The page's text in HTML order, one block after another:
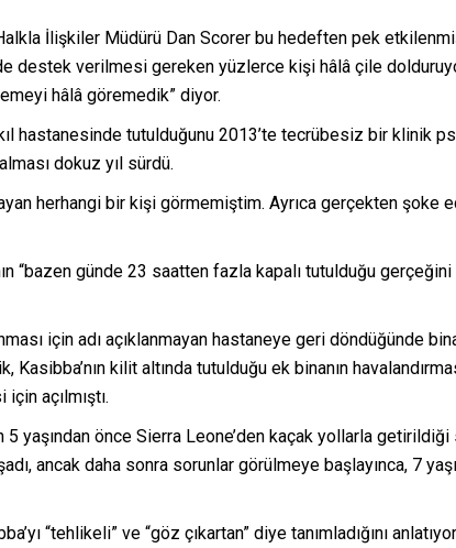
İlişkiler Müdürü Dan Scorer bu hedeften pek
destek verilmesi gereken yüzlerce kişi hâlâ çile
hâlâ göremedik” diyor.
hastanesinde tutulduğunu 2013’te tecrübesiz bir klinik
dokuz yıl sürdü.
herhangi bir kişi görmemiştim. Ayrıca gerçekten şoke
“bazen günde 23 saatten fazla kapalı tutulduğu
için adı açıklanmayan hastaneye geri döndüğünde
kilit altında tutulduğu ek binanın
açılmıştı.
5 yaşından önce Sierra Leone’den kaçak yollarla getirildiği
ancak daha sonra sorunlar görülmeye başlayınca, 7
“tehlikeli” ve “göz çıkartan” diye tanımladığını